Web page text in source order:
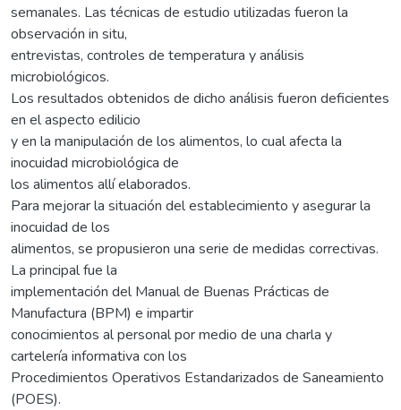
semanales. Las técnicas de estudio utilizadas fueron la
observación in situ,
entrevistas, controles de temperatura y análisis
microbiológicos.
Los resultados obtenidos de dicho análisis fueron deficientes
en el aspecto edilicio
y en la manipulación de los alimentos, lo cual afecta la
inocuidad microbiológica de
los alimentos allí elaborados.
Para mejorar la situación del establecimiento y asegurar la
inocuidad de los
alimentos, se propusieron una serie de medidas correctivas.
La principal fue la
implementación del Manual de Buenas Prácticas de
Manufactura (BPM) e impartir
conocimientos al personal por medio de una charla y
cartelería informativa con los
Procedimientos Operativos Estandarizados de Saneamiento
(POES).